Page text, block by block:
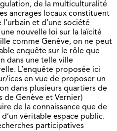
de la multiculturalité
ancrages locaux constituent
et d’une société
nouvelle loi sur la laïcité
comme Genève, on ne peut
enquête sur le rôle que
dans une telle ville
L’enquête proposée ici
ices en vue de proposer un
dans plusieurs quartiers de
de Genève et Vernier)
de la connaissance que de
véritable espace public.
participatives